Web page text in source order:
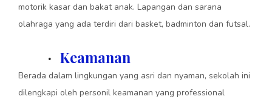
motorik kasar dan bakat anak. Lapangan dan sarana
olahraga yang ada terdiri dari basket, badminton dan futsal.
· Keamanan
Berada dalam lingkungan yang asri dan nyaman, sekolah ini
dilengkapi oleh personil keamanan yang professional